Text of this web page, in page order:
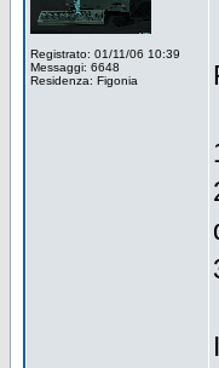
Registrato: 01/11/06 10:39
Messaggi: 6648
Residenza: Figonia